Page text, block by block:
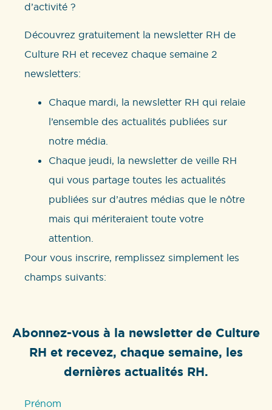
d’activité ?
Découvrez gratuitement la newsletter RH de
Culture RH et recevez chaque semaine 2
newsletters:
Chaque mardi, la newsletter RH qui relaie
l’ensemble des actualités publiées sur
notre média.
Chaque jeudi, la newsletter de veille RH
qui vous partage toutes les actualités
publiées sur d’autres médias que le nôtre
mais qui mériteraient toute votre
attention.
Pour vous inscrire, remplissez simplement les
champs suivants:
Abonnez-vous à la newsletter de Culture
RH et recevez, chaque semaine, les
dernières actualités RH.
Prénom